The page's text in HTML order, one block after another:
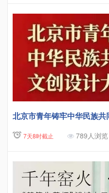
北京市青年铸牢中华民族
7天8时截止 789人浏览